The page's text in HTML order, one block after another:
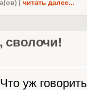
| читать далее...
сволочи!
Что уж